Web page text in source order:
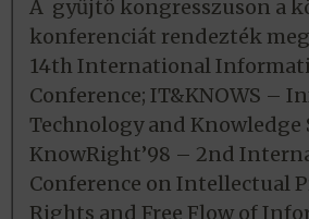
A gyűjtő kongresszuson a
konferenciát rendezték meg.
14th International
Conference; IT&KNOWS –
Technology and Knowledge
KnowRight’98 – 2nd
Conference on Intellectual
Rights and Free Flow of